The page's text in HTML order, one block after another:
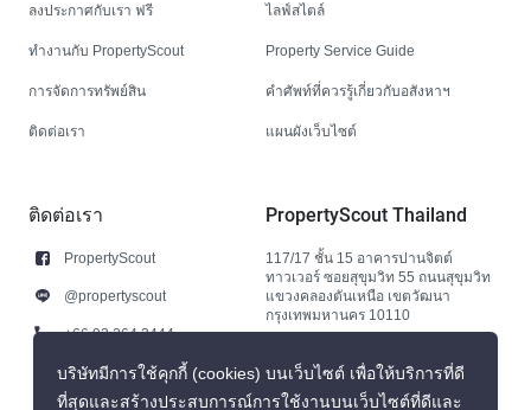
ลงประกาศกับเรา ฟรี
ทำงานกับ PropertyScout
การจัดการทรัพย์สิน
ติดต่อเรา
ไลฟ์สไตล์
Property Service Guide
คำศัพท์ที่ควรรู้เกี่ยวกับอสังหาฯ
แผนผังเว็บไซต์
ติดต่อเรา
PropertyScout
@propertyscout
+66 92 264 3444
+66 92 264 3444
PropertyScout Thailand
117/17 ชั้น 15 อาคารปานจิตต์
ทาวเวอร์ ซอยสุขุมวิท 55 ถนนสุขุมวิท
แขวงคลองตันเหนือ เขตวัฒนา
กรุงเทพมหานคร 10110
บริษัทมีการใช้คุกกี้ (cookies) บนเว็บไซต์ เพื่อให้บริการที่ดี
ที่สุดและสร้างประสบการณ์การใช้งานบนเว็บไซต์ที่ดีและ